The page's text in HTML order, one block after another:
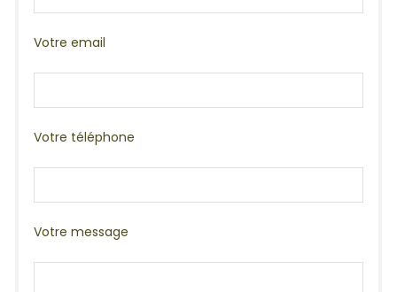
Votre email
Votre téléphone
Votre message